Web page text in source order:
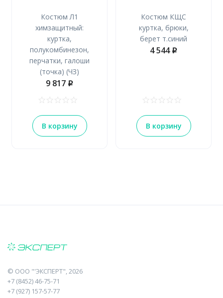
Костюм Л1
химзащитный:
куртка,
полукомбинезон,
перчатки, галоши
(точка) (ЧЗ)
9 817 p
В корзину
Костюм КЩС
куртка, брюки,
берет т.синий
4 544 p
В корзину
© ООО "'ЭКСПЕРТ", 2026
+7 (8452) 46-75-71
+7 (927) 157-57-77